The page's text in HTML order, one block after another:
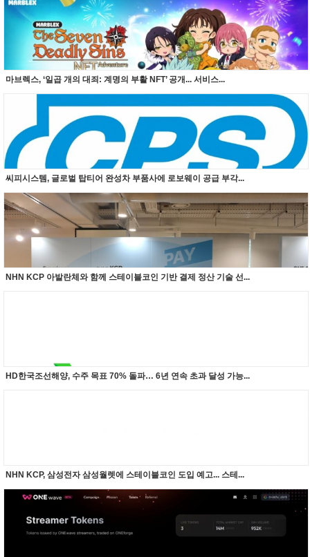
마브렉스, ‘일곱 개의 대죄: 계명의 부활 NFT’ 공개... 서비스...
씨피시스템, 글로벌 탑티어 완성차 부품사에 로보웨이 공급 부각...
NHN KCP 아발란체와 함께 스테이블코인 기반 결제 정산 기술 선...
HD한국조선해양, 수주 목표 70% 돌파… 6년 연속 초과 달성 가능...
NHN KCP, 삼성전자 삼성월렛에 스테이블코인 도입 예고... 스테...